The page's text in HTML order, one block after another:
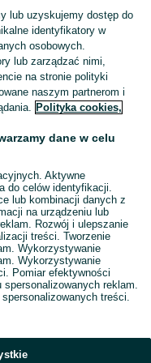
Skorzystaj z największego serwisu ogłoszeniowego - Malachin i okolice! Kupuj to, czego pragniesz i sprzedawaj to, czego już nie potrzebujesz! Zobacz
lub uzyskujemy dostęp do
identyfikatory w
osobowych.
lub zarządzać nimi,
na stronie polityki
naszym partnerom i
Polityka cookies,
dane w celu
Aktywne
do celów identyfikacji.
lub kombinacji danych z
na urządzeniu lub
Rozwój i ulepszanie
treści. Tworzenie
Wykorzystywanie
Wykorzystywanie
Pomiar efektywności
reklam.
treści.